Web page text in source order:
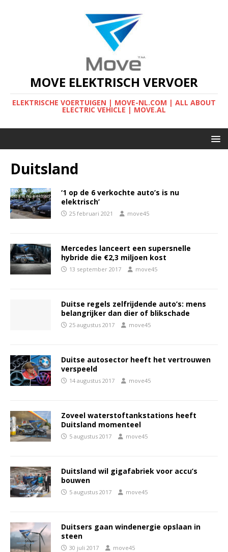
MOVE ELEKTRISCH VERVOER
ELEKTRISCHE VOERTUIGEN | MOVE-NL.COM | ALL ABOUT
ELECTRIC VEHICLE | MOVE.AL
Duitsland
‘1 op de 6 verkochte auto’s is nu
elektrisch’
25 februari 2021 move45
Mercedes lanceert een supersnelle
hybride die €2,3 miljoen kost
13 september 2017 move45
Duitse regels zelfrijdende auto’s: mens
belangrijker dan dier of blikschade
25 augustus 2017 move45
Duitse autosector heeft het vertrouwen
verspeeld
14 augustus 2017 move45
Zoveel waterstoftankstations heeft
Duitsland momenteel
5 augustus 2017 move45
Duitsland wil gigafabriek voor accu’s
bouwen
5 augustus 2017 move45
Duitsers gaan windenergie opslaan in
steen
30 juli 2017 move45